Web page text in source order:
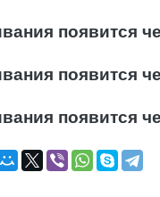
появится
появится
появится